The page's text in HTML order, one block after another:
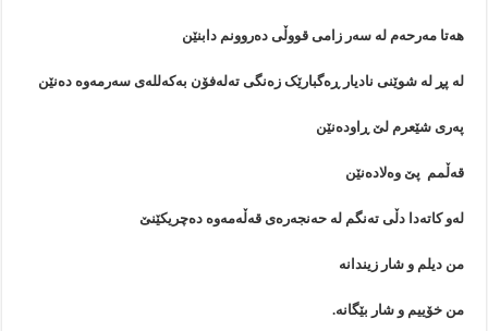
هه‌تا مه‌ر‌حه‌م له‌ سه‌ر زامی قووڵی ده‌روونم دابنێن
له‌ پڕ له‌ شوێنی نادیار ڕه‌گبارێک زه‌نگی ته‌له‌فۆن به‌که‌لله‌ی سه‌رمه‌وه‌ ده‌نێن
په‌ری شێعرم لێ ڕاوده‌نێن
قه‌ڵمم پێ وه‌لاده‌نێن
له‌و کاته‌دا دڵی ته‌نگم له‌ حه‌نجه‌ره‌ی قه‌ڵه‌مه‌وه‌ ده‌چریکێنێ
من دیلم و شار زیندانه‌
من خۆییم و شار بێگانه‌.